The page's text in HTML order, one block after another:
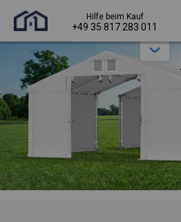
Hilfe beim Kauf
+49 35 817 283 011